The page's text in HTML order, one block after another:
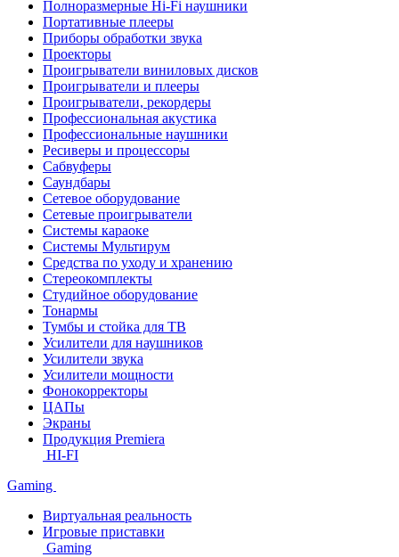
Полноразмерные Hi-Fi наушники
Портативные плееры
Приборы обработки звука
Проекторы
Проигрыватели виниловых дисков
Проигрыватели и плееры
Проигрыватели, рекордеры
Профессиональная акустика
Профессиональные наушники
Ресиверы и процессоры
Сабвуферы
Саундбары
Сетевое оборудование
Сетевые проигрыватели
Системы караоке
Системы Мультирум
Средства по уходу и хранению
Стереокомплекты
Студийное оборудование
Тонармы
Тумбы и стойка для ТВ
Усилители для наушников
Усилители звука
Усилители мощности
Фонокорректоры
ЦАПы
Экраны
Продукция Premiera
HI-FI
Gaming
Виртуальная реальность
Игровые приставки
Gaming